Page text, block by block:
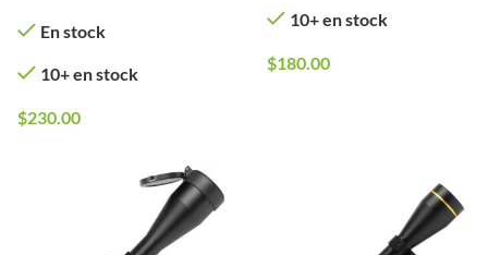
En stock
10+ en stock
$230.00
10+ en stock
$180.00